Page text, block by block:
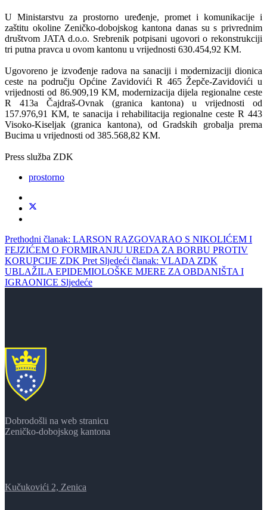
U Ministarstvu za prostorno uređenje, promet i komunikacije i
zaštitu okoline Zeničko-dobojskog kantona danas su s privrednim
društvom JATA d.o.o. Srebrenik potpisani ugovori o rekonstrukciji
tri putna pravca u ovom kantonu u vrijednosti 630.454,92 KM.
Ugovoreno je izvođenje radova na sanaciji i modernizaciji dionica
ceste na području Općine Zavidovići R 465 Žepče-Zavidovići u
vrijednosti od 86.909,19 KM, modernizacija dijela regionalne ceste
R 413a Čajdraš-Ovnak (granica kantona) u vrijednosti od
157.976,91 KM, te sanacija i rehabilitacija regionalne ceste R 443
Visoko-Kiseljak (granica kantona), od Gradskih grobalja prema
Bucima u vrijednosti od 385.568,82 KM.
Press služba ZDK
prostorno
Prethodni članak: LARSON RAZGOVARAO S NIKOLIĆEM I
FEJZIĆEM O FORMIRANJU UREDA ZA BORBU PROTIV
KORUPCIJE ZDK Pret Sljedeći članak: VLADA ZDK
UBLAŽILA EPIDEMIOLOŠKE MJERE ZA OBDANIŠTA I
IGRAONICE Sljedeće
Dobrodošli na web stranicu
Zeničko-dobojskog kantona
Kučukovići 2, Zenica